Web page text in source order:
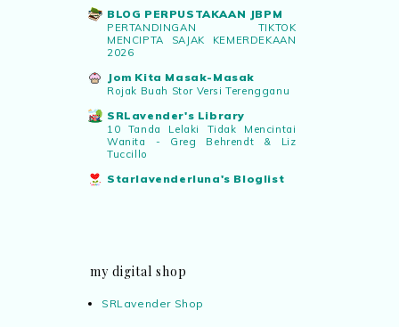
BLOG PERPUSTAKAAN JBPM
PERTANDINGAN TIKTOK
MENCIPTA SAJAK KEMERDEKAAN
2026
Jom Kita Masak-Masak
Rojak Buah Stor Versi Terengganu
SRLavender's Library
10 Tanda Lelaki Tidak Mencintai
Wanita - Greg Behrendt & Liz
Tuccillo
Starlavenderluna's Bloglist
my digital shop
SRLavender Shop